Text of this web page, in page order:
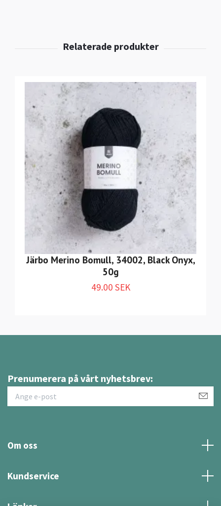
Järbo Merino Bomull, 34002, Black Onyx,
50g
49.00 SEK
Prenumerera på vårt nyhetsbrev:
Om oss
Kundservice